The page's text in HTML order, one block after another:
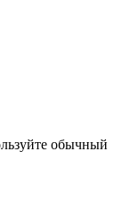
обычный